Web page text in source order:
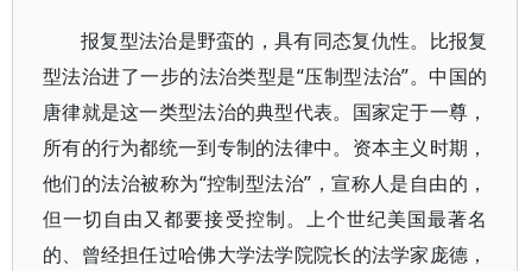
报复型法治是野蛮的，具有同态复仇性。比报复
型法治进了一步的法治类型是“压制型法治”。中国的
唐律就是这一类型法治的典型代表。国家定于一尊，
所有的行为都统一到专制的法律中。资本主义时期，
他们的法治被称为“控制型法治”，宣称人是自由的，
但一切自由又都要接受控制。上个世纪美国最著名
的、曾经担任过哈佛大学法学院院长的法学家庞德，